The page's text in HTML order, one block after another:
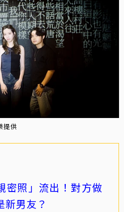
提供
密照」流出！對方做
男友？